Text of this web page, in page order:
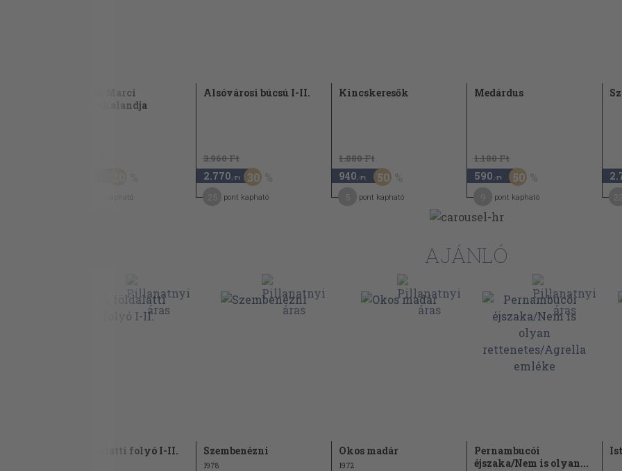
Kakuk Marci
vadászkalandja
pont kapható
Alsóvárosi búcsú I-II.
3.960 Ft
2.770 ,-Ft 30
pont kapható
Kincskeresők
1.880 Ft
940 ,-Ft 50
pont kapható
Medárdus
1.180 Ft
590 ,-Ft 50
pont kapható
AJÁNLÓ
A földalatti folyó I-II. Szembenézni
1978
Okos madár
1972
Pernambucói
éjszaka/Nem is olyan...